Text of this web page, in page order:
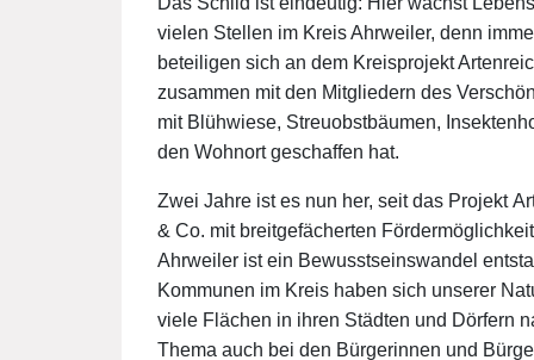
vielen Stellen im Kreis Ahrweiler, denn
beteiligen sich an dem Kreisprojekt
zusammen mit den Mitgliedern des
mit Blühwiese, Streuobstbäumen,
den Wohnort geschaffen hat.
Zwei Jahre ist es nun her, seit das Projekt
& Co. mit breitgefächerten
Ahrweiler ist ein Bewusstseinswandel
Kommunen im Kreis haben sich unserer
viele Flächen in ihren Städten und Dörfern
Thema auch bei den Bürgerinnen und